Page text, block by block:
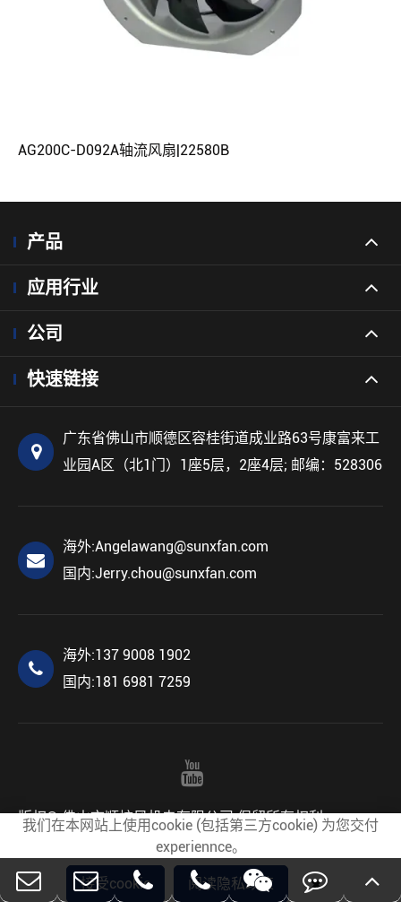
AG200C-D092A轴流风扇|22580B
产品
应用行业
公司
快速链接
广东省佛山市顺德区容桂街道成业路63号康富来工
业园A区（北1门）1座5层，2座4层; 邮编：528306
海外:Angelawang@sunxfan.com
国内:Jerry.chou@sunxfan.com
海外:137 9008 1902
国内:181 6981 7259
版权©佛山市顺炫风机电有限公司保留所有权利。
我们在本网站上使用cookie (包括第三方cookie) 为您交付
experiennce。
接受cookie 阅读隐私政策